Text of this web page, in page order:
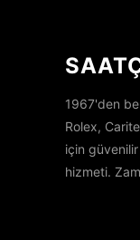
1967'den
Rolex,
için
hizmeti.